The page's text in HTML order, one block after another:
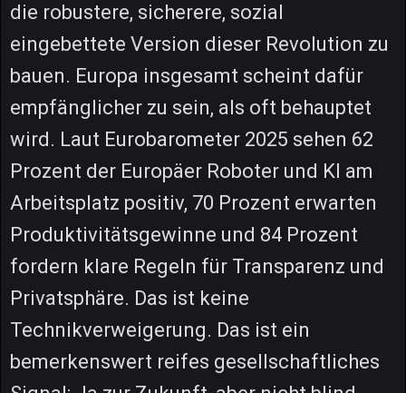
die robustere, sicherere, sozial
eingebettete Version dieser Revolution zu
bauen. Europa insgesamt scheint dafür
empfänglicher zu sein, als oft behauptet
wird. Laut Eurobarometer 2025 sehen 62
Prozent der Europäer Roboter und KI am
Arbeitsplatz positiv, 70 Prozent erwarten
Produktivitätsgewinne und 84 Prozent
fordern klare Regeln für Transparenz und
Privatsphäre. Das ist keine
Technikverweigerung. Das ist ein
bemerkenswert reifes gesellschaftliches